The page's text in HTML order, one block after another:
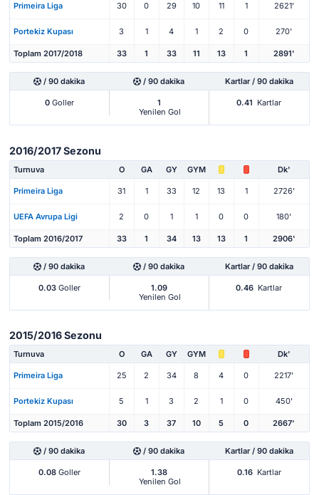
Primeira Liga 30 0 29 10 11 1 2621'
Portekiz Kupası 3 1 4 1 2 0 270'
Toplam 2017/2018 33 1 33 11 13 1 2891'
/ 90 dakika / 90 dakika Kartlar / 90 dakika
0Goller
1
Yenilen Gol
0.41 Kartlar
2016/2017 Sezonu
Turnuva O GA GY GYM Dk'
Primeira Liga 31 1 33 12 13 1 2726'
UEFA Avrupa Ligi 2 0 1 1 0 0 180'
Toplam 2016/2017 33 1 34 13 13 1 2906'
/ 90 dakika / 90 dakika Kartlar / 90 dakika
0.03Goller
1.09
Yenilen Gol
0.46 Kartlar
2015/2016 Sezonu
Turnuva O GA GY GYM Dk'
Primeira Liga 25 2 34 8 4 0 2217'
Portekiz Kupası 5 1 3 2 1 0 450'
Toplam 2015/2016 30 3 37 10 5 0 2667'
/ 90 dakika / 90 dakika Kartlar / 90 dakika
0.08Goller
1.38
Yenilen Gol
0.16 Kartlar